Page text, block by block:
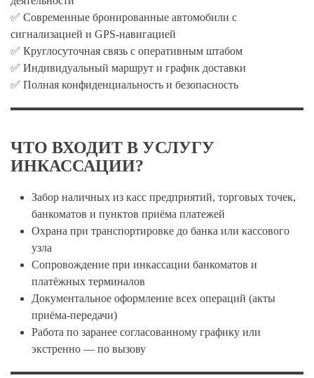
✅ Современные бронированные автомобили с
сигнализацией и GPS-навигацией
✅ Круглосуточная связь с оперативным штабом
✅ Индивидуальный маршрут и график доставки
✅ Полная конфиденциальность и безопасность
ЧТО ВХОДИТ В УСЛУГУ
ИНКАССАЦИИ?
Забор наличных из касс предприятий, торговых точек,
банкоматов и пунктов приёма платежей
Охрана при транспортировке до банка или кассового
узла
Сопровождение при инкассации банкоматов и
платёжных терминалов
Документальное оформление всех операций (акты
приёма-передачи)
Работа по заранее согласованному графику или
экстренно — по вызову